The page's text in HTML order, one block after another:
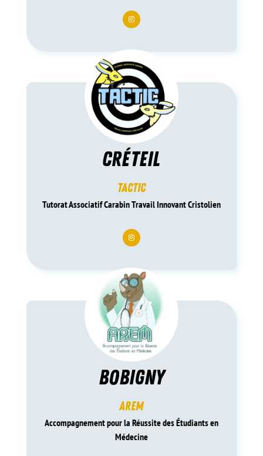
créteil
tactic
Tutorat Associatif Carabin Travail Innovant Cristolien
bobigny
arem
Accompagnement pour la Réussite des Étudiants en
Médecine